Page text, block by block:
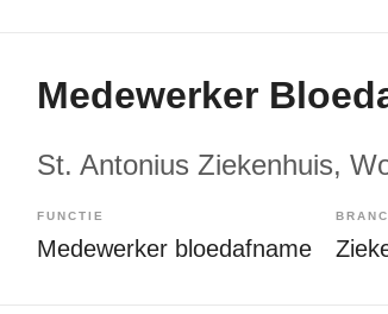
Medewerker
St. Antonius Ziekenhuis,
FUNCTIE
Medewerker bloedafname